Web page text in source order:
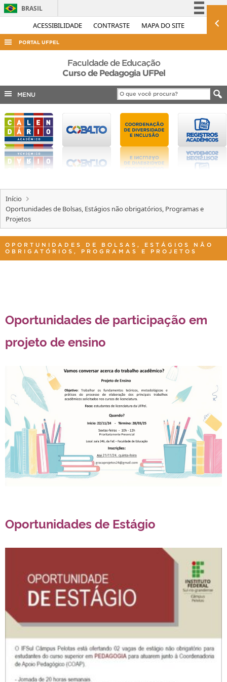
ACESSIBILIDADE CONTRASTE MAPA DO SITE
BRASIL
Simplifique!
Acesso à informação
Legislação
Canais
PORTAL UFPEL
ACESSO À INFORMAÇÃO
COBALTO
EDITAIS
INTERNACIONAL
OUVIDORIA
TELEFONES
Faculdade de Educação
Curso de Pedagogia UFPel
MENU
Início
Oportunidades de Bolsas, Estágios não obrigatórios, Programas e
Projetos
OPORTUNIDADES DE BOLSAS, ESTÁGIOS NÃO
OBRIGATÓRIOS, PROGRAMAS E PROJETOS
Oportunidades de participação em
projeto de ensino
Oportunidades de Estágio